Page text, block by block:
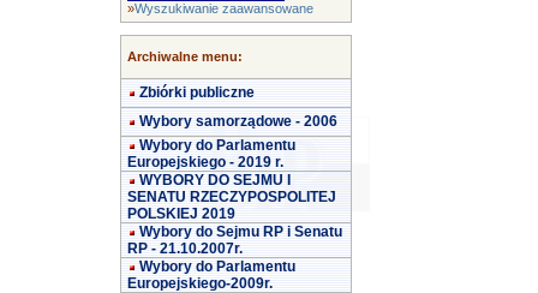
»Wyszukiwanie zaawansowane
Archiwalne menu:
Zbiórki publiczne
Wybory samorządowe - 2006
Wybory do Parlamentu
Europejskiego - 2019 r.
WYBORY DO SEJMU I
SENATU RZECZYPOSPOLITEJ
POLSKIEJ 2019
Wybory do Sejmu RP i Senatu
RP - 21.10.2007r.
Wybory do Parlamentu
Europejskiego-2009r.